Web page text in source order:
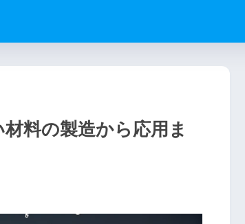
料の製造から応用ま